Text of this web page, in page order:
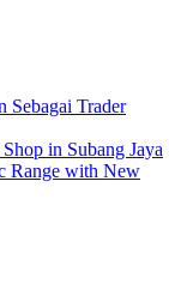
Sebagai Trader
in Subang Jaya
Range with New